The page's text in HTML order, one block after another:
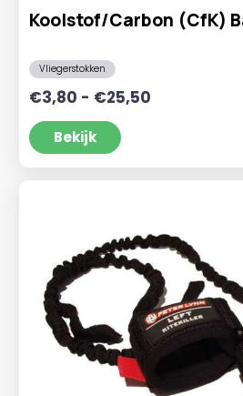
Koolstof/Carbon (CfK)
Vliegerstokken
€3,80 - €25,50Prijsklasse:
Bekijk